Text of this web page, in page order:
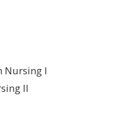
Nursing I
II